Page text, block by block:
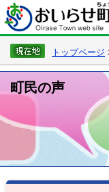
トップページ
町民の声